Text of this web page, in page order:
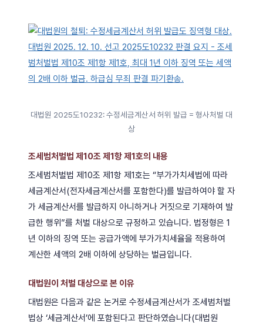
대법원 2025도10232: 수정세금계산서 허위 발급 = 형사처벌 대
상
조세범처벌법 제10조 제1항 제1호의 내용
조세범처벌법 제10조 제1항 제1호는 “부가가치세법에 따라
세금계산서(전자세금계산서를 포함한다)를 발급하여야 할 자
가 세금계산서를 발급하지 아니하거나 거짓으로 기재하여 발
급한 행위”를 처벌 대상으로 규정하고 있습니다. 법정형은 1
년 이하의 징역 또는 공급가액에 부가가치세율을 적용하여
계산한 세액의 2배 이하에 상당하는 벌금입니다.
대법원이 처벌 대상으로 본 이유
대법원은 다음과 같은 논거로 수정세금계산서가 조세범처벌
법상 ‘세금계산서’에 포함된다고 판단하였습니다(대법원